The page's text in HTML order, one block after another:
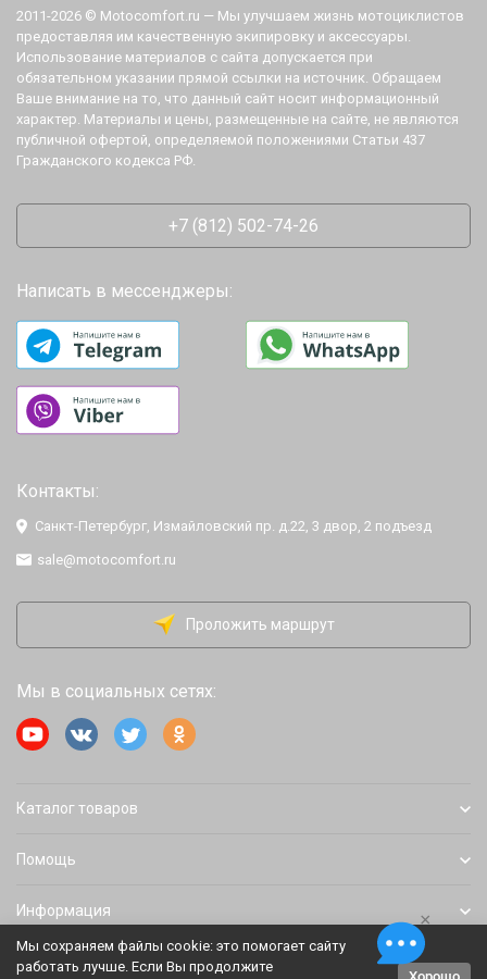
2011-2026 © Motocomfort.ru — Мы улучшаем жизнь мотоциклистов
предоставляя им качественную экипировку и аксессуары.
Использование материалов с сайта допускается при
обязательном указании прямой ссылки на источник. Обращаем
Ваше внимание на то, что данный сайт носит информационный
характер. Материалы и цены, размещенные на сайте, не являются
публичной офертой, определяемой положениями Статьи 437
Гражданского кодекса РФ.
+7 (812) 502-74-26
Написать в мессенджеры:
Контакты:
Санкт-Петербург, Измайловский пр. д.22, 3 двор, 2 подъезд
sale@motocomfort.ru
Проложить маршрут
Мы в социальных сетях:
Каталог товаров
Помощь
Информация
Мы сохраняем файлы cookie: это помогает сайту
работать лучше. Если Вы продолжите
×